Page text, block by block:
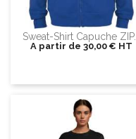
Sweat-Shirt Capuche ZIP...
A partir de30,00 € HT